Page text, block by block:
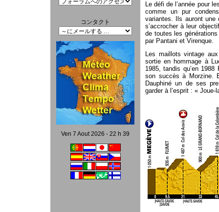
コンタクト
Ven 7 Aout 2026 - 22 h 39
Le défi de l’année pour
comme un pur
variantes. Ils auront une
s’accrocher à leur
de toutes les
par Pantani et Virenque.
Les maillots vintage
sortie en hommage à
1985, tandis qu’en
son succès à Morzine.
Dauphiné un de ses
garder à l’esprit : «